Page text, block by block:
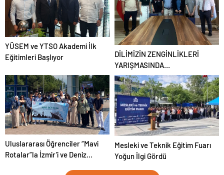
YÜSEM ve YTSO Akademi İlk
Eğitimleri Başlıyor
DİLİMİZİN ZENGİNLİKLERİ
YARIŞMASINDA
ÖĞRENCİLERİMİZDEN BÜYÜK
BAŞARI
Uluslararası Öğrenciler “Mavi
Rotalar”la İzmir’i ve Deniz
Mesleki ve Teknik Eğitim Fuarı
Yoğun İlgi Gördü